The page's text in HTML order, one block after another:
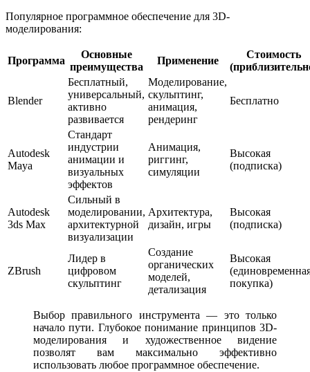
Популярное программное обеспечение для 3D-
моделирования:
Программа
Основные
преимущества
Применение
Стоимость
Blender
Бесплатный,
универсальный,
активно
развивается
Моделирование,
скульптинг,
анимация,
рендеринг
Бесплатно
Autodesk
Maya
Стандарт
индустрии
анимации и
визуальных
эффектов
Анимация,
риггинг,
симуляции
Высокая
(подписка)
Autodesk
3ds Max
Сильный в
моделировании,
архитектурной
визуализации
Архитектура,
дизайн, игры
Высокая
(подписка)
ZBrush
Лидер в
цифровом
скульптинг
Создание
органических
моделей,
детализация
Высокая
покупка)
Выбор правильного инструмента — это только
начало пути. Глубокое понимание принципов 3D-
моделирования и художественное видение
позволят вам максимально эффективно
использовать любое программное обеспечение.